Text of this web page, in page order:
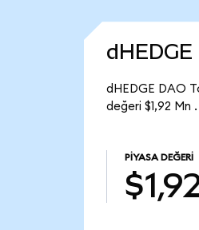
dHEDGE DAO
değeri $1,92 Mn .
PIYASA DEĞERI